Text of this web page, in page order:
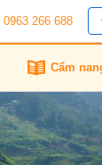
0963 266 688
Cẩm